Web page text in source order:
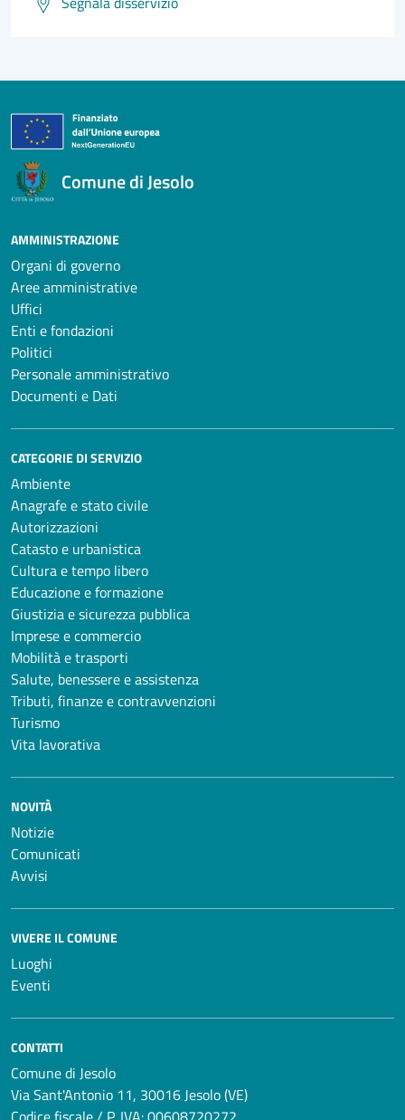
Comune di Jesolo
AMMINISTRAZIONE
Organi di governo
Aree amministrative
Uffici
Enti e fondazioni
Politici
Personale amministrativo
Documenti e Dati
CATEGORIE DI SERVIZIO
Ambiente
Anagrafe e stato civile
Autorizzazioni
Catasto e urbanistica
Cultura e tempo libero
Educazione e formazione
Giustizia e sicurezza pubblica
Imprese e commercio
Mobilità e trasporti
Salute, benessere e assistenza
Tributi, finanze e contravvenzioni
Turismo
Vita lavorativa
NOVITÀ
Notizie
Comunicati
Avvisi
VIVERE IL COMUNE
Luoghi
Eventi
CONTATTI
Comune di Jesolo
Via Sant'Antonio 11, 30016 Jesolo (VE)